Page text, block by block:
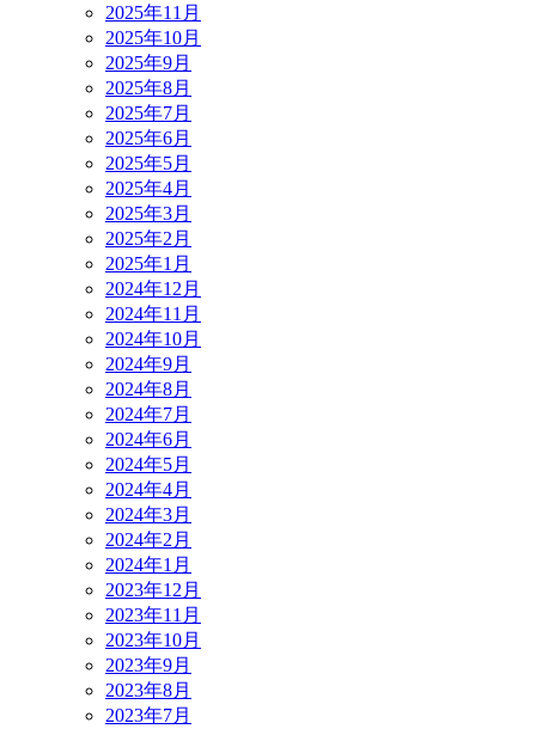
2025年11月
2025年10月
2025年9月
2025年8月
2025年7月
2025年6月
2025年5月
2025年4月
2025年3月
2025年2月
2025年1月
2024年12月
2024年11月
2024年10月
2024年9月
2024年8月
2024年7月
2024年6月
2024年5月
2024年4月
2024年3月
2024年2月
2024年1月
2023年12月
2023年11月
2023年10月
2023年9月
2023年8月
2023年7月